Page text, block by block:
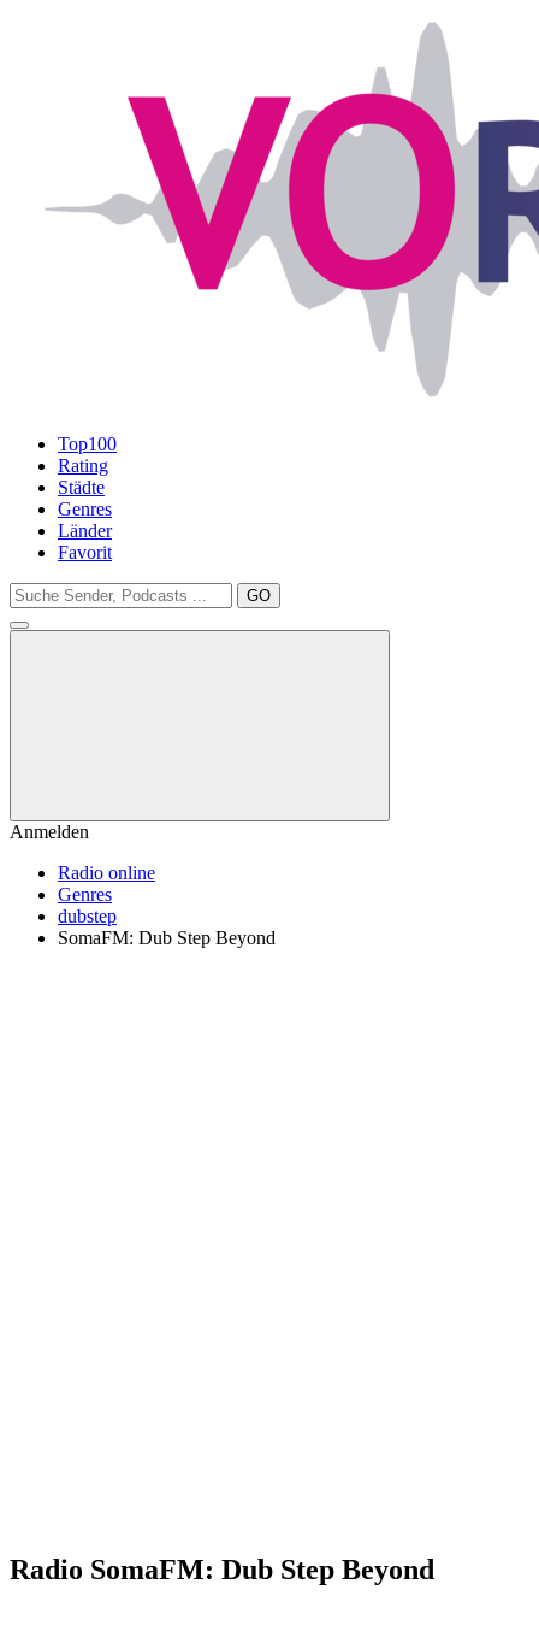
Top100
Rating
Städte
Genres
Länder
Favorit
GO
Anmelden
Radio online
Genres
dubstep
SomaFM: Dub Step Beyond
Radio SomaFM: Dub Step Beyond